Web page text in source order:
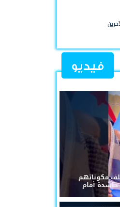
فيديو
مكوناتهم
أمام